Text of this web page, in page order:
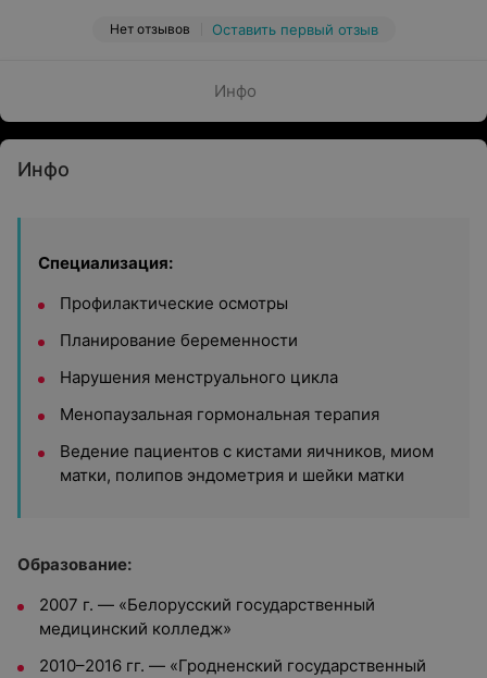
Нет отзывов Оставить первый отзыв
Инфо
Инфо
Специализация:
Профилактические осмотры
Планирование беременности
Нарушения менструального цикла
Менопаузальная гормональная терапия
Ведение пациентов с кистами яичников, миом
матки, полипов эндометрия и шейки матки
Образование:
2007 г. — «Белорусский государственный
медицинский колледж»
2010–2016 гг. — «Гродненский государственный